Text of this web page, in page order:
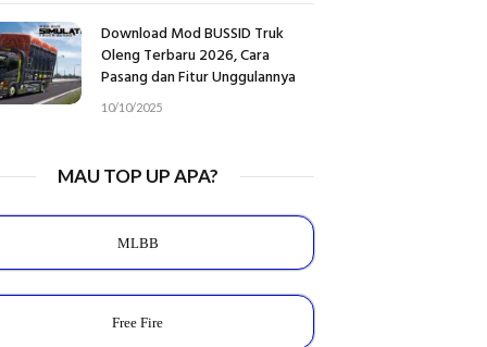
Download Mod BUSSID Truk
Oleng Terbaru 2026, Cara
Pasang dan Fitur Unggulannya
10/10/2025
MAU TOP UP APA?
MLBB
Free Fire